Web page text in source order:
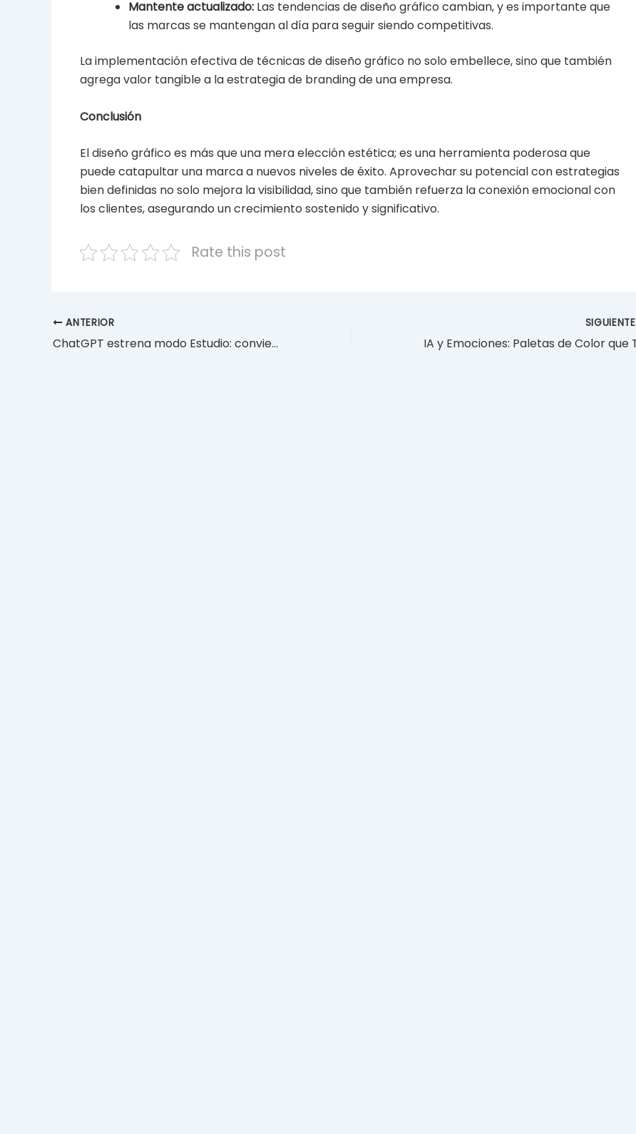
Mantente actualizado: Las tendencias de diseño gráfico cambian, y es importante que
las marcas se mantengan al día para seguir siendo competitivas.
La implementación efectiva de técnicas de diseño gráfico no solo embellece, sino que también
agrega valor tangible a la estrategia de branding de una empresa.
Conclusión
El diseño gráfico es más que una mera elección estética; es una herramienta poderosa que
puede catapultar una marca a nuevos niveles de éxito. Aprovechar su potencial con estrategias
bien definidas no solo mejora la visibilidad, sino que también refuerza la conexión emocional con
los clientes, asegurando un crecimiento sostenido y significativo.
Rate this post
ANTERIOR
ChatGPT estrena modo Estudio: convierte tu aprendizaje en una experiencia activa
SIGUIENTE